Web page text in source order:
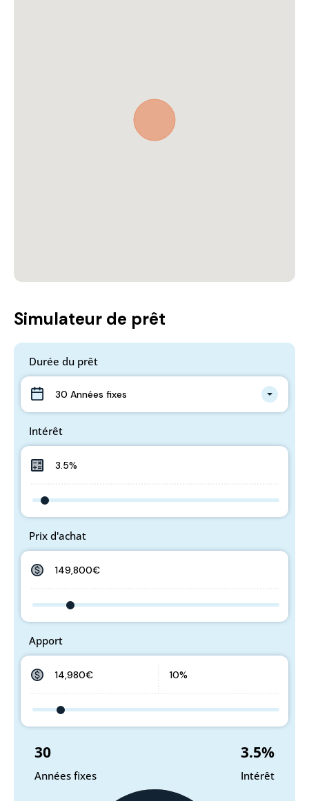
Simulateur de prêt
Durée du prêt
30 Années fixes
Intérêt
Prix d'achat
Apport
30
Années fixes
3.5%
Intérêt